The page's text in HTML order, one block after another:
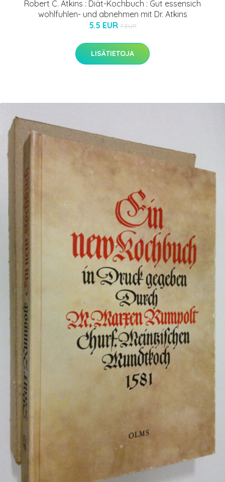
Robert C. Atkins : Diät-Kochbuch : Gut essensich
wohlfuhlen- und abnehmen mit Dr. Atkins
5.5 EUR 7 EUR
LISÄTIETOJA